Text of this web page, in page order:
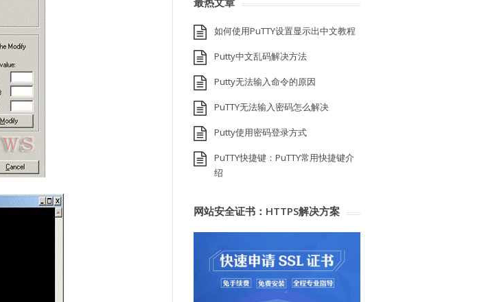
如何使用PuTTY设置显示出中文教程
Putty中文乱码解决方法
Putty无法输入命令的原因
PuTTY无法输入密码怎么解决
Putty使用密码登录方式
PuTTY快捷键：PuTTY常用快捷键介
绍
网站安全证书：HTTPS解决方案